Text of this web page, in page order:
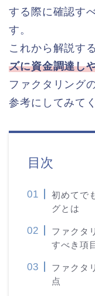
する際に確認す
す。
これから解説す
ズに資金調達し
ファクタリング
参考にしてみて
目次
初めてで
グとは
ファクタ
すべき項
ファクタ
点